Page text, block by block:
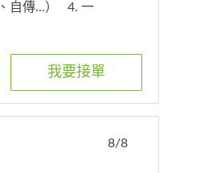
自傳...）
4. 一
我要接單
8/8